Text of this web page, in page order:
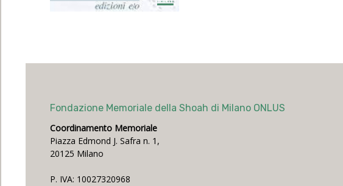
Fondazione Memoriale della Shoah di Milano ONLUS
Coordinamento Memoriale
Piazza Edmond J. Safra n. 1,
20125 Milano
P. IVA: 10027320968